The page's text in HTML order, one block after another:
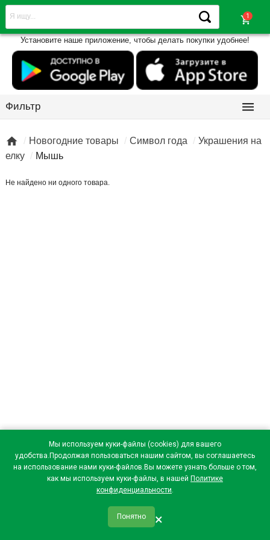
Мы используем куки-файлы (cookies) для вашего
удобства.Продолжая пользоваться нашим сайтом, вы соглашаетесь
на использование нами куки-файлов.Вы можете узнать больше о том,
как мы используем куки-файлы, в нашей Политике
конфиденциальности.
Понятно ×
shopping_cart
Установите наше приложение, чтобы делать покупки удобнее!
Фильтр 
 Новогодние товары Символ года
Украшения на
елку
Мышь
Не найдено ни одного товара.
qr_code